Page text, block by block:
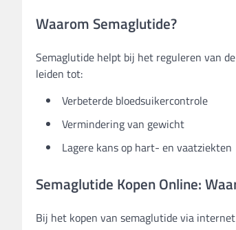
Waarom Semaglutide?
Semaglutide helpt bij het reguleren van
leiden tot:
Verbeterde bloedsuikercontrole
Vermindering van gewicht
Lagere kans op hart- en vaatziekten
Semaglutide Kopen Online:
Bij het kopen van semaglutide via